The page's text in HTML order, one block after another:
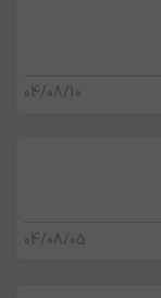
04/08/10
04/08/05